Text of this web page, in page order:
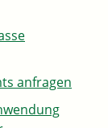
anfragen